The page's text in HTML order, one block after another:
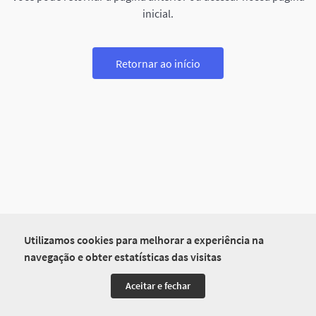
Utilizamos cookies para melhorar a experiência na
navegação e obter estatísticas das visitas
Aceitar e fechar
inicial.
Retornar ao início